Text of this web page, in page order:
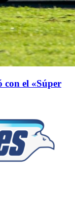
con el «Súper